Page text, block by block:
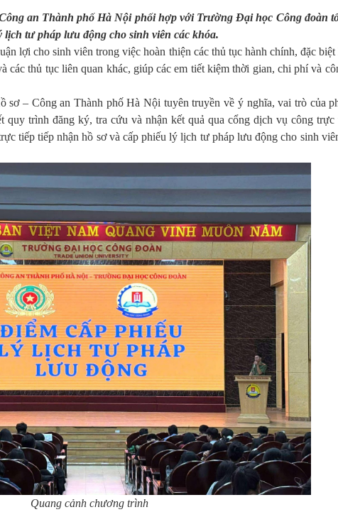
an Thành phố Hà Nội phối hợp với Trường Đại học Công đoàn
tư pháp lưu động cho sinh viên các khóa.
lợi cho sinh viên trong việc hoàn thiện các thủ tục hành chính, đặc biệt
các thủ tục liên quan khác, giúp các em tiết kiệm thời gian, chi phí và
sơ – Công an Thành phố Hà Nội tuyên truyền về ý nghĩa, vai trò của
trình đăng ký, tra cứu và nhận kết quả qua cổng dịch vụ công trực
tiếp tiếp nhận hồ sơ và cấp phiếu lý lịch tư pháp lưu động cho sinh
Quang cảnh chương trình